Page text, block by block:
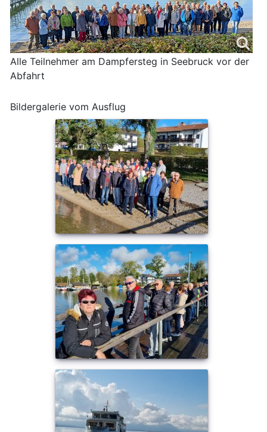
Alle Teilnehmer am Dampfersteg in Seebruck vor der
Abfahrt
Bildergalerie vom Ausflug